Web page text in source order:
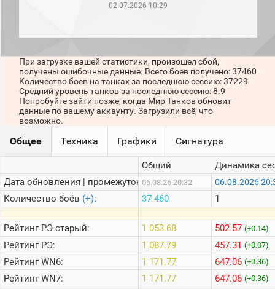
месяц)
игроков
последние
сессии)
Топ
1000
Кланы
Статистика
стримеров
Информация
Онлайн
Цветовая
шкала
02.07.2026 10:29
При загрузке вашей статистики, произошел сбой,
получены ошибочные данные. Всего боев получено: 37460
Количество боев на танках за последнюю сессию: 37229
Средний уровень танков за последнюю сессию: 8.9
Попробуйте зайти позже, когда Мир Танков обновит
данные по вашему аккаунту. Загрузили всё, что
возможно.
Общее Техника Графики Сигнатура
Дата обновления | промежуток:
Количество боёв (+):
РейтингРЭ старый:
РейтингРЭ:
РейтингWN6:
РейтингWN7:
Общий
06.08.26 20:32
37 460
1 053.68
1 087.79
1 171.77
1 171.77
Динамика
06.08.2026
1
502.57 (+0.14)
457.31 (+0.07)
647.06 (+0.36)
647.06 (+0.36)